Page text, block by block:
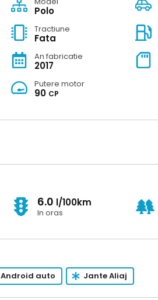
Polo
Tractiune
Fata
An fabricatie
2017
Putere motor
90 CP
6.0 l/100km
In oras
Android auto Jante Aliaj